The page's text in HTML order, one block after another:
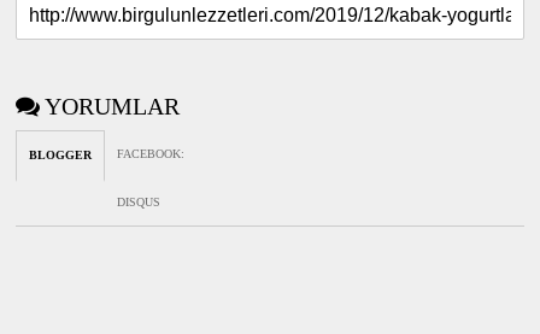
YORUMLAR
BLOGGER FACEBOOK:
DISQUS